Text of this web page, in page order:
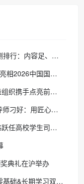
真，练口语最有效推荐
国国际大学生时装周
的灯，温暖归途的手
爱，助学子叩响名校之门
高校学生司司长
典礼在沪举办
适配，真实测评不踩坑